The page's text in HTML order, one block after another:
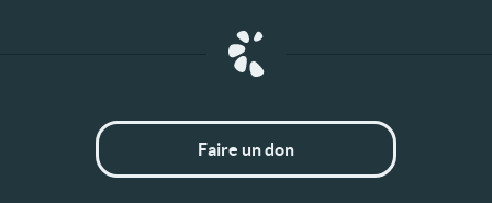
Faire un don